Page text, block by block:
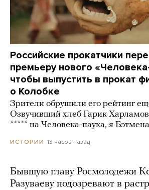
Российские прокатчики
премьеру нового
чтобы выпустить в прокат
о Колобке
Зрители обрушили его рейтинг
Озвучивший хлеб Гарик
***** на Человека-паука, я
ИСТОРИИ 13 часов назад
Бывшую главу Росмолодежи
Разуваеву подозревают в